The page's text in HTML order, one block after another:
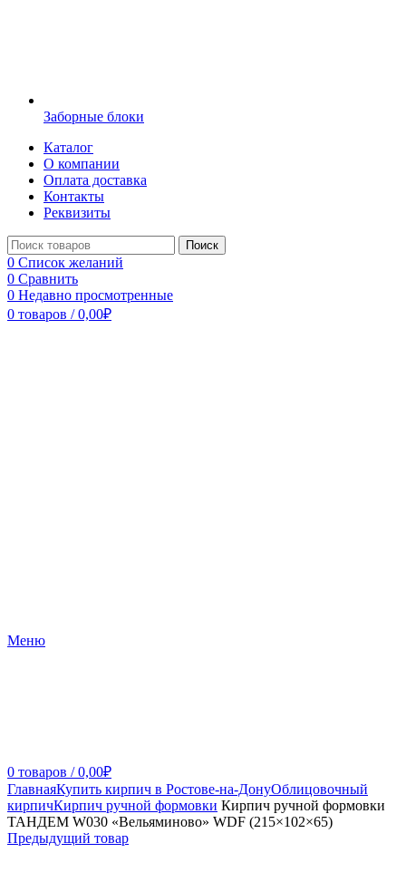
Заборные блоки
Каталог
О компании
Оплата доставка
Контакты
Реквизиты
Поиск
0 Список желаний
0 Сравнить
0 Недавно просмотренные
0 товаров / 0,00₽
Меню
0 товаров / 0,00₽
ГлавнаяКупить кирпич в Ростове-на-ДонуОблицовочный
кирпичКирпич ручной формовки Кирпич ручной формовки
ТАНДЕМ W030 «Вельяминово» WDF (215×102×65)
Предыдущий товар